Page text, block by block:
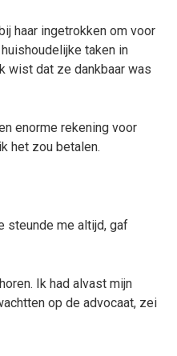
haar ingetrokken om voor
taken in
wist dat ze dankbaar was
enorme rekening voor
het zou betalen.
steunde me altijd, gaf
Ik had alvast mijn
op de advocaat, zei